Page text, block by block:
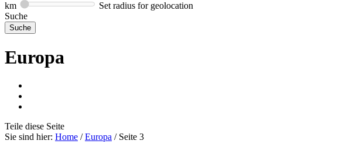
km
Set radius for geolocation
Suche
Europa
Teile diese Seite
Sie sind hier: Home / Europa / Seite 3